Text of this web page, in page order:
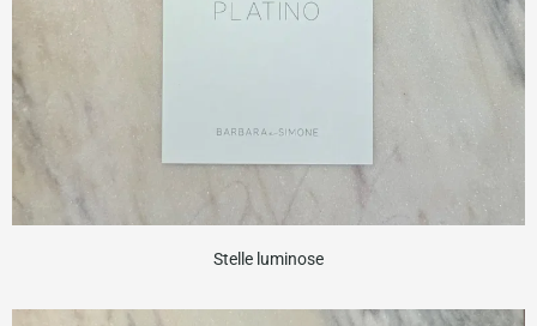
Stelle luminose